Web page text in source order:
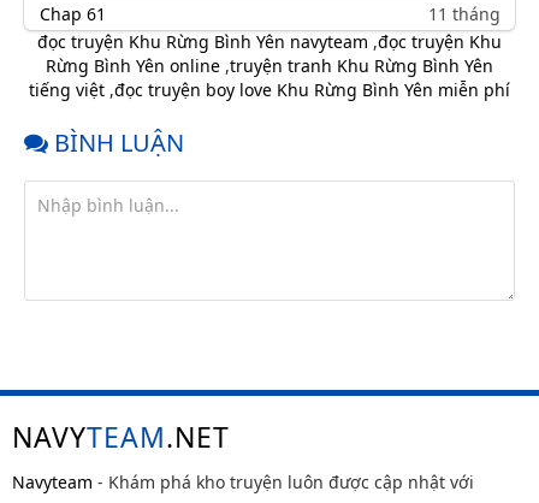
Chap 61
11 tháng
trước
Chap 60
11 tháng
trước
Chap 59
Chap 58
Chap 54
đọc truyện Khu Rừng Bình Yên navyteam ,đọc truyện Khu
Rừng Bình Yên online ,truyện tranh Khu Rừng Bình Yên
tiếng việt ,đọc truyện boy love Khu Rừng Bình Yên miễn phí
BÌNH LUẬN
NAVYTEAM.NET
Navyteam - Khám phá kho truyện luôn được cập nhật với